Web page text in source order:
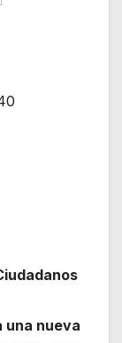
una nueva